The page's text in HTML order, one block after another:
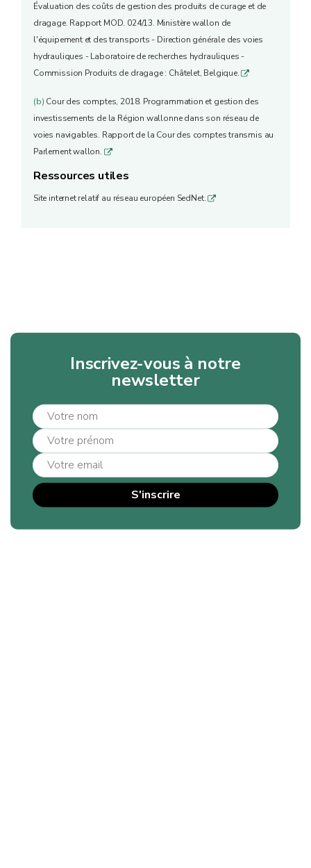
Évaluation des coûts de gestion des produits de curage et de
dragage. Rapport MOD. 024/13. Ministère wallon de
l'équipement et des transports - Direction générale des voies
hydrauliques - Laboratoire de recherches hydrauliques -
Commission Produits de dragage : Châtelet, Belgique.q
(b) Cour des comptes, 2018. Programmation et gestion des
investissements de la Région wallonne dans son réseau de
voies navigables. Rapport de la Cour des comptes transmis au
Parlement wallon. q
Ressources utiles
Site internet relatif au réseau européen SedNet.q
Inscrivez-vous à notre
newsletter